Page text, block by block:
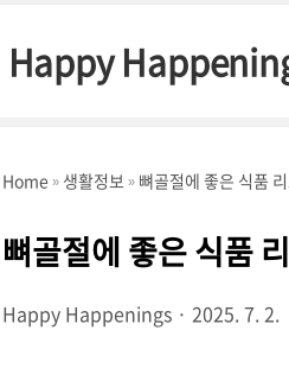
Happy
Home 생활정보 뼈골절에 좋은 식품
뼈골절에 좋은 식품
Happy Happenings 2025. 7. 2.